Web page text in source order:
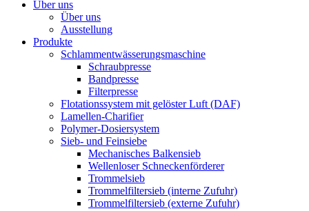
Über uns
Über uns
Ausstellung
Produkte
Schlammentwässerungsmaschine
Schraubpresse
Bandpresse
Filterpresse
Flotationssystem mit gelöster Luft (DAF)
Lamellen-Charifier
Polymer-Dosiersystem
Sieb- und Feinsiebe
Mechanisches Balkensieb
Wellenloser Schneckenförderer
Trommelsieb
Trommelfiltersieb (interne Zufuhr)
Trommelfiltersieb (externe Zufuhr)